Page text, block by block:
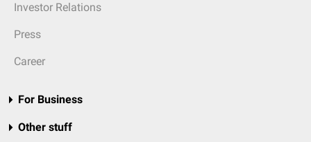
Investor Relations
Press
Career
For Business
Other stuff